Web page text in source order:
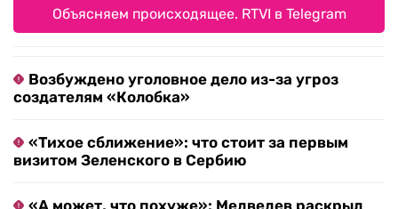
Объясняем происходящее. RTVI в Telegram
Возбуждено уголовное дело из-за угроз
создателям «Колобка»
«Тихое сближение»: что стоит за первым
визитом Зеленского в Сербию